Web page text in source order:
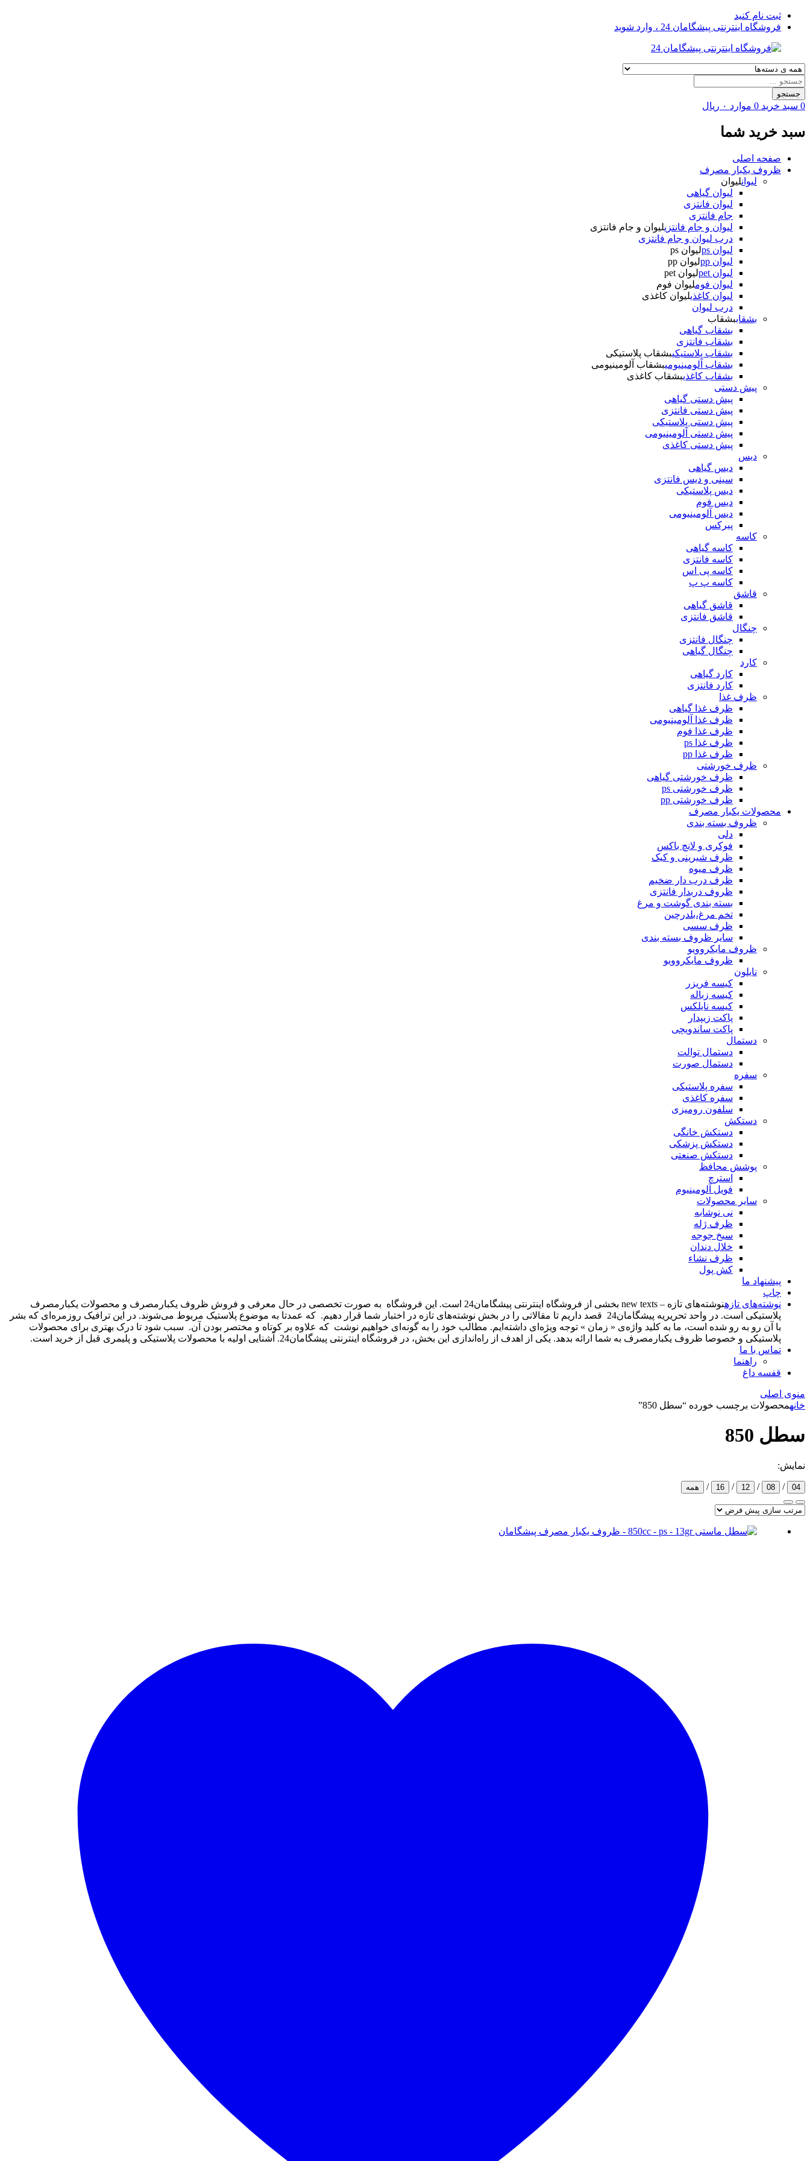
ثبت نام کنید
فروشگاه اینترنتی پیشگامان 24 ، وارد شوید
Products
search
جستجو
0 سبد خرید 0 موارد ۰ ریال
سبد خرید شما
صفحه اصلی
ظروف یکبار مصرف
لیوانلیوان
لیوان گیاهی
لیوان فانتزی
جام فانتزی
لیوان و جام فانتزیلیوان و جام فانتزی
درب لیوان و جام فانتزی
لیوان ps
لیوان ps
لیوان pp
لیوان pp
لیوان pet
لیوان pet
لیوان فوملیوان فوم
لیوان کاغذیلیوان کاغذی
درب لیوان
بشقاببشقاب
بشقاب گیاهی
بشقاب فانتزی
بشقاب پلاستیکیبشقاب پلاستیکی
بشقاب آلومینیومیبشقاب آلومینیومی
بشقاب کاغذیبشقاب کاغذی
پیش دستی
پیش دستی گیاهی
پیش دستی فانتزی
پیش دستی پلاستیکی
پیش دستی آلومینیومی
پیش دستی کاغذی
دیس
دیس گیاهی
سینی و دیس فانتزی
دیس پلاستیکی
دیس فوم
دیس آلومینیومی
پیرکس
کاسه
کاسه گیاهی
کاسه فانتزی
کاسه پی اس
کاسه پ پ
قاشق
قاشق گیاهی
قاشق فانتزی
چنگال
چنگال فانتزی
چنگال گیاهی
کارد
کارد گیاهی
کارد فانتزی
ظرف غذا
ظرف غذا گیاهی
ظرف غذا آلومینیومی
ظرف غذا فوم
ظرف غذا ps
ظرف غذا pp
ظرف خورشتی
ظرف خورشتی گیاهی
ظرف خورشتی ps
ظرف خورشتی pp
محصولات یکبار مصرف
ظروف بسته بندی
دلی
فوکری و لانچ باکس
ظرف شیرینی و کیک
ظرف میوه
ظرف درب دار ضخیم
ظروف دربدار فانتزی
بسته بندی گوشت و مرغ
تخم مرغ،بلدرچین
ظرف سسی
سایر ظروف بسته بندی
ظروف مایکروویو
ظروف مایکروویو
نایلون
کیسه فریزر
کیسه زباله
کیسه نایلکس
پاکت زیپدار
پاکت ساندویچی
دستمال
دستمال توالت
دستمال صورت
سفره
سفره پلاستیکی
سفره کاغذی
سلفون رومیزی
دستکش
دستکش خانگی
دستکش پزشکی
دستکش صنعتی
پوشش محافظ
استرچ
فویل آلومینیوم
سایر محصولات
نی نوشابه
ظرف ژله
سیخ جوجه
خلال دندان
ظرف نشاء
کش پول
پیشنهاد ما
چاپ
نوشته‌های تازه
نوشته‌های تازه – new texts بخشی از فروشگاه اینترنتی پیشگامان24 است. این فروشگاه به صورت تخصصی در حال معرفی و فروش ظروف یکبارمصرف و محصولات یکبارمصرف
پلاستیکی است. در واحد تحریریه پیشگامان24 قصد داریم تا مقالاتی را در بخش نوشته‌های تازه در اختبار شما قرار دهیم. که عمدتا به موضوع پلاستیک مربوط می‌شوند. در این ترافیک روزمره‌ای که بشر
با آن رو به رو شده است، ما به کلید واژه‌ی « زمان » توجه ویژه‌ای داشته‌ایم. مطالب خود را به گونه‌ای خواهیم نوشت که علاوه بر کوتاه و مختصر بودن آن. سبب شود تا درک بهتری برای محصولات
پلاستیکی و خصوصا ظروف یکبارمصرف به شما ارائه بدهد. یکی از اهدف از راه‌اندازی این بخش، در فروشگاه اینترنتی پیشگامان24. آشنایی اولیه با محصولات پلاستیکی و پلیمری قبل از خرید است.
تماس با ما
راهنما
قفسه داغ
منوی اصلی
خانهمحصولات برچسب خورده “سطل 850”
سطل 850
نمایش:
04
/
08
/
12
/
16
/ همه